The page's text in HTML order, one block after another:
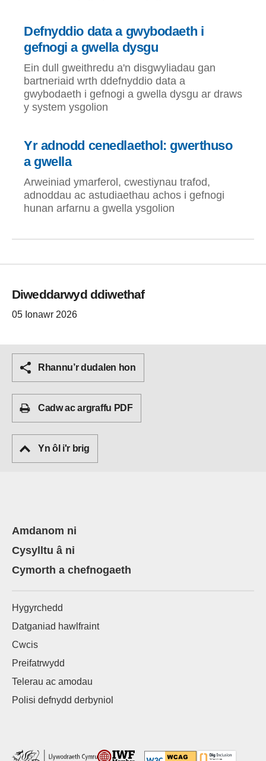
Defnyddio data a gwybodaeth i
gefnogi a gwella dysgu
Ein dull gweithredu a'n disgwyliadau gan
bartneriaid wrth ddefnyddio data a
gwybodaeth i gefnogi a gwella dysgu ar draws
y system ysgolion
Yr adnodd cenedlaethol: gwerthuso
a gwella
Arweiniad ymarferol, cwestiynau trafod,
adnoddau ac astudiaethau achos i gefnogi
hunan arfarnu a gwella ysgolion
Diweddarwyd ddiwethaf
05 Ionawr 2026
Rhannu’r dudalen hon
Cadw ac argraffu PDF
Yn ôl i'r brig
Amdanom ni
Cysylltu â ni
Cymorth a chefnogaeth
Hygyrchedd
Datganiad hawlfraint
Cwcis
Preifatrwydd
Telerau ac amodau
Polisi defnydd derbyniol